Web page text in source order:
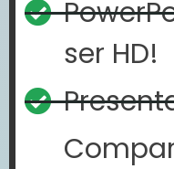
ser HD!